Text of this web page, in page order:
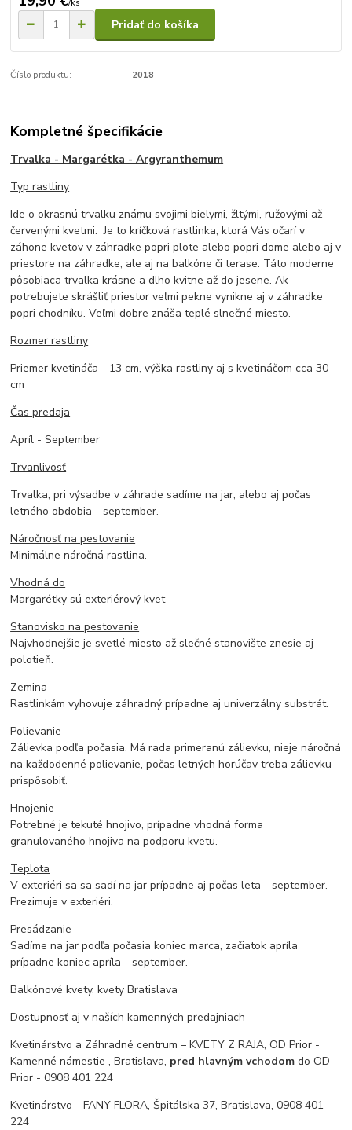
/ks
Pridať do košíka
Číslo produktu: 2018
Kompletné špecifikácie
Trvalka - Margarétka - Argyranthemum
Typ rastliny
Ide o okrasnú trvalku známu svojimi bielymi, žltými, ružovými až
červenými kvetmi. Je to kríčková rastlinka, ktorá Vás očarí v
záhone kvetov v záhradke popri plote alebo popri dome alebo aj v
priestore na záhradke, ale aj na balkóne či terase. Táto moderne
pôsobiaca trvalka krásne a dlho kvitne až do jesene. Ak
potrebujete skrášliť priestor veľmi pekne vynikne aj v záhradke
popri chodníku. Veľmi dobre znáša teplé slnečné miesto.
Rozmer rastliny
Priemer kvetináča - 13 cm, výška rastliny aj s kvetináčom cca 30
cm
Čas predaja
Apríl - September
Trvanlivosť
Trvalka, pri výsadbe v záhrade sadíme na jar, alebo aj počas
letného obdobia - september.
Náročnosť na pestovanie
Minimálne náročná rastlina.
Vhodná do
Margarétky sú exteriérový kvet
Stanovisko na pestovanie
Najvhodnejšie je svetlé miesto až slečné stanovište znesie aj
polotieň.
Zemina
Rastlinkám vyhovuje záhradný prípadne aj univerzálny substrát.
Polievanie
Zálievka podľa počasia. Má rada primeranú zálievku, nieje náročná
na každodenné polievanie, počas letných horúčav treba zálievku
prispôsobiť.
Hnojenie
Potrebné je tekuté hnojivo, prípadne vhodná forma
granulovaného hnojiva na podporu kvetu.
Teplota
V exteriéri sa sa sadí na jar prípadne aj počas leta - september.
Prezimuje v exteriéri.
Presádzanie
Sadíme na jar podľa počasia koniec marca, začiatok apríla
prípadne koniec apríla - september.
Balkónové kvety, kvety Bratislava
Dostupnosť aj v naších kamenných predajniach
Kvetinárstvo a Záhradné centrum – KVETY Z RAJA, OD Prior -
Kamenné námestie , Bratislava, pred hlavným vchodom do OD
Prior - 0908 401 224
Kvetinárstvo - FANY FLORA, Špitálska 37, Bratislava, 0908 401
224